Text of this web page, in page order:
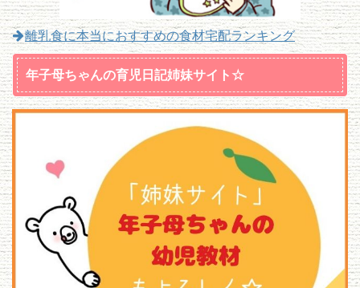
離乳食に本当におすすめの食材宅配ランキング
年子母ちゃんの育児日記姉妹サイト☆